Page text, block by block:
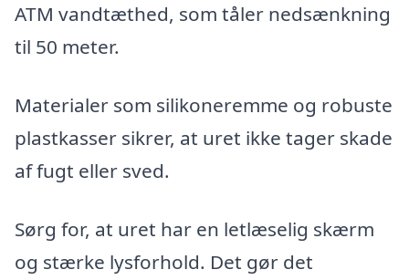
ATM vandtæthed, som tåler nedsænkning
til 50 meter.
Materialer som silikoneremme og robuste
plastkasser sikrer, at uret ikke tager skade
af fugt eller sved.
Sørg for, at uret har en letlæselig skærm
og stærke lysforhold. Det gør det